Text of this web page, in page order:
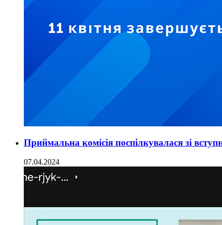
Приймальна комісія поспілкувалася зі
07.04.2024